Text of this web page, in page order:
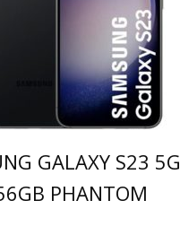
GALAXY S23 5G
PHANTOM